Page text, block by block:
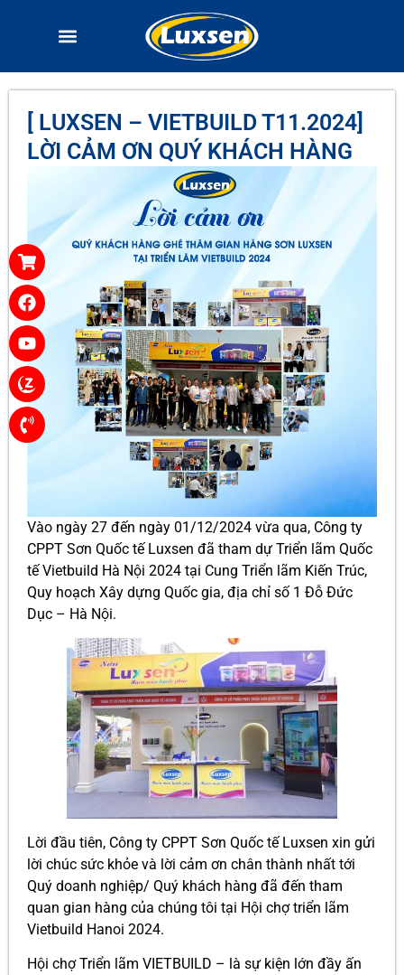
[ LUXSEN – VIETBUILD T11.2024]
LỜI CẢM ƠN QUÝ KHÁCH HÀNG
Vào ngày 27 đến ngày 01/12/2024 vừa qua, Công ty
CPPT Sơn Quốc tế Luxsen đã tham dự Triển lãm Quốc
tế Vietbuild Hà Nội 2024 tại Cung Triển lãm Kiến Trúc,
Quy hoạch Xây dựng Quốc gia, địa chỉ số 1 Đỗ Đức
Dục – Hà Nội.
Lời đầu tiên, Công ty CPPT Sơn Quốc tế Luxsen xin gửi
lời chúc sức khỏe và lời cảm ơn chân thành nhất tới
Quý doanh nghiệp/ Quý khách hàng đã đến tham
quan gian hàng của chúng tôi tại Hội chợ triển lãm
Vietbuild Hanoi 2024.
Hội chợ Triển lãm VIETBUILD – là sự kiện lớn đầy ấn